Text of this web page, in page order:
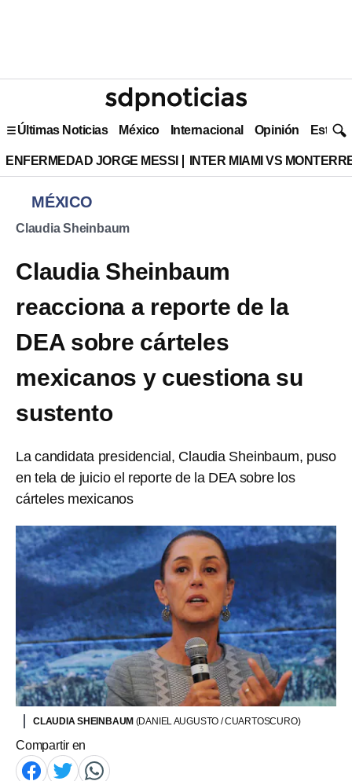
Últimas Noticias México Internacional Opinión Estilo
ENFERMEDAD JORGE MESSI INTER MIAMI VS
MÉXICO
Claudia Sheinbaum
Claudia Sheinbaum
reacciona a reporte de la
DEA sobre cárteles
mexicanos y cuestiona su
sustento
La candidata presidencial, Claudia Sheinbaum, puso
en tela de juicio el reporte de la DEA sobre los
cárteles mexicanos
CLAUDIA SHEINBAUM (DANIEL AUGUSTO / CUARTOSCURO)
Compartir en